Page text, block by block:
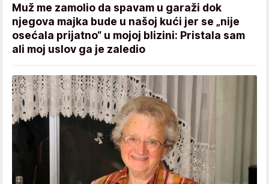
Muž me zamolio da spavam u garaži dok
njegova majka bude u našoj kući jer se „nije
osećala prijatno“ u mojoj blizini: Pristala sam
ali moj uslov ga je zaledio